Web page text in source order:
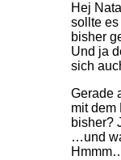
Hej
sollte es
bisher
Und ja
sich
Gerade
mit
bisher?
…und